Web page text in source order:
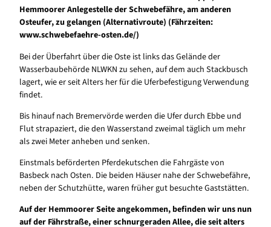
Hemmoorer Anlegestelle der Schwebefähre, am anderen
Osteufer, zu gelangen (Alternativroute) (Fährzeiten:
www.schwebefaehre-osten.de/)
Bei der Überfahrt über die Oste ist links das Gelände der
Wasserbaubehörde NLWKN zu sehen, auf dem auch Stackbusch
lagert, wie er seit Alters her für die Uferbefestigung Verwendung
findet.
Bis hinauf nach Bremervörde werden die Ufer durch Ebbe und
Flut strapaziert, die den Wasserstand zweimal täglich um mehr
als zwei Meter anheben und senken.
Einstmals beförderten Pferdekutschen die Fahrgäste von
Basbeck nach Osten. Die beiden Häuser nahe der Schwebefähre,
neben der Schutzhütte, waren früher gut besuchte Gaststätten.
Auf der Hemmoorer Seite angekommen, befinden wir uns nun
auf der Fährstraße, einer schnurgeraden Allee, die seit alters